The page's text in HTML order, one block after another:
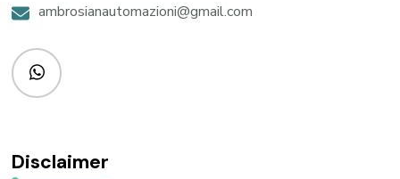
ambrosianautomazioni@gmail.com
Disclaimer